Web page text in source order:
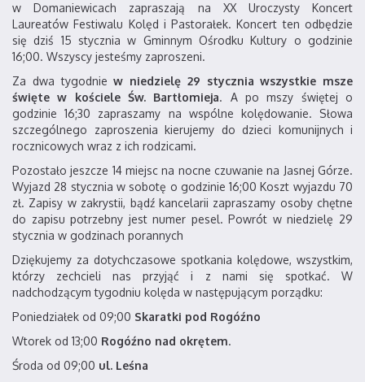
w Domaniewicach zapraszają na XX Uroczysty Koncert
Laureatów Festiwalu Kolęd i Pastorałek. Koncert ten odbędzie
się dziś 15 stycznia w Gminnym Ośrodku Kultury o godzinie
16;00. Wszyscy jesteśmy zaproszeni.
Za dwa tygodniew niedzielę 29 stycznia wszystkie msze
święte w kościele Św. Bartłomieja. A po mszy świętej o
godzinie 16;30 zapraszamy na wspólne kolędowanie. Słowa
szczególnego zaproszenia kierujemy do dzieci komunijnych i
rocznicowych wraz z ich rodzicami.
Pozostało jeszcze 14 miejsc na nocne czuwanie na Jasnej Górze.
Wyjazd 28 stycznia w sobotę o godzinie 16;00 Koszt wyjazdu 70
zł. Zapisy w zakrystii, bądź kancelarii zapraszamy osoby chętne
do zapisu potrzebny jest numer pesel. Powrót w niedzielę 29
stycznia w godzinach porannych
Dziękujemy za dotychczasowe spotkania kolędowe, wszystkim,
którzy zechcieli nas przyjąć i z nami się spotkać. W
nadchodzącym tygodniu kolęda w następującym porządku:
Poniedziałek od 09;00 Skaratki pod Rogóźno
Wtorek od 13;00 Rogóźno nad okrętem.
Środa od 09;00 ul. Leśna